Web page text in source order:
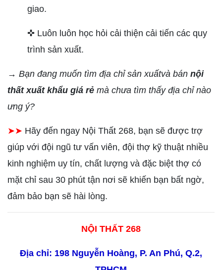
giao.
✜ Luôn luôn học hỏi cải thiện cải tiến các quy
trình sản xuất.
→ Bạn đang muốn tìm địa chỉ sản xuấtvà bán nội
thất xuất khẩu giá rẻ mà chưa tìm thấy địa chỉ nào
ưng ý?
➤➤ Hãy đến ngay Nội Thất 268, bạn sẽ được trợ
giúp với đội ngũ tư vấn viên, đội thợ kỹ thuật nhiều
kinh nghiệm uy tín, chất lượng và đặc biệt thợ có
mặt chỉ sau 30 phút tận nơi sẽ khiến bạn bất ngờ,
đảm bảo bạn sẽ hài lòng.
NỘI THẤT 268
Địa chỉ: 198 Nguyễn Hoàng, P. An Phú, Q.2,